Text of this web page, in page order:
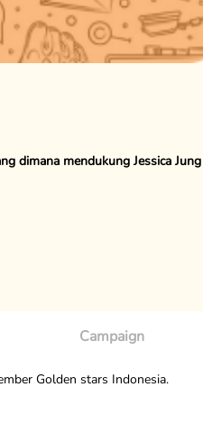
dimana mendukung Jessica Jung
Campaign
Golden stars Indonesia.